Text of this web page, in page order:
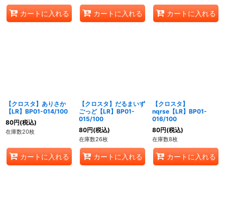
カートに入れる カートに入れる カートに入れる
【クロスタ】ありさか
【LR】BP01-014/100
80円(税込)
在庫数20枚
カートに入れる
【クロスタ】だるまいず
ごっど【LR】BP01-
015/100
80円(税込)
在庫数26枚
カートに入れる
【クロスタ】
nqrse【LR】BP01-
016/100
80円(税込)
在庫数8枚
カートに入れる